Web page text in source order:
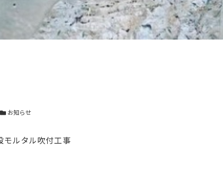
カテゴリー
お知らせ
モルタル吹付工事